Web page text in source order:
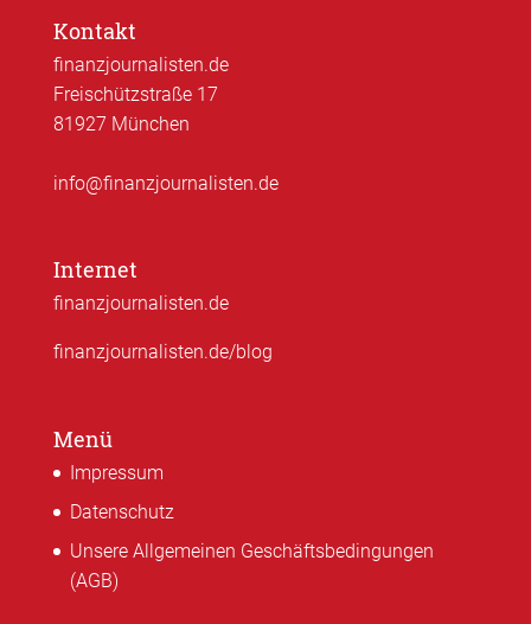
Kontakt
finanzjournalisten.de
Freischützstraße 17
81927 München
info@finanzjournalisten.de
Internet
finanzjournalisten.de
finanzjournalisten.de/blog
Menü
Impressum
Datenschutz
Unsere Allgemeinen Geschäftsbedingungen
(AGB)